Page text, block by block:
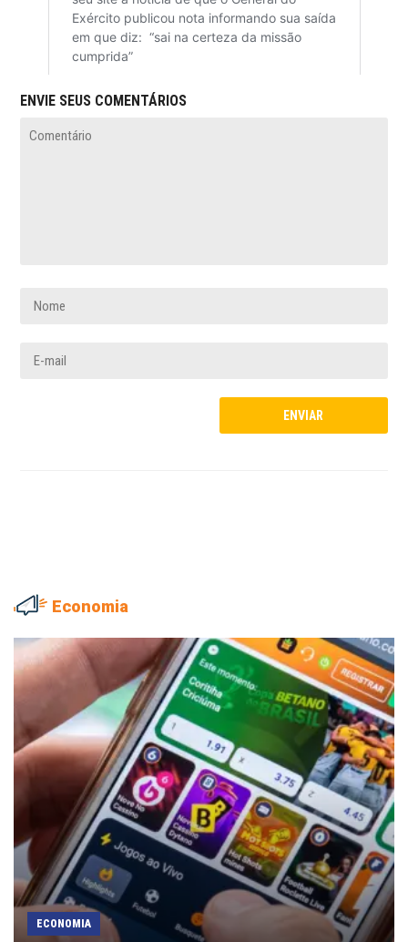
ENVIE SEUS COMENTÁRIOS
Economia
ECONOMIA